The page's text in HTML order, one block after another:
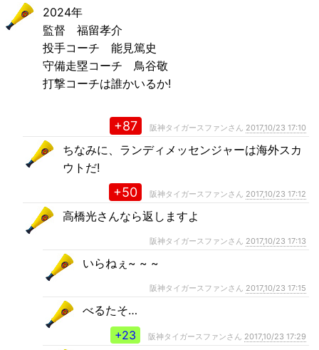
2024年
監督 福留孝介
投手コーチ 能見篤史
守備走塁コーチ 鳥谷敬
打撃コーチは誰かいるか!
+87 阪神タイガースファンさん 2017,10/23 17:10
ちなみに、ランディメッセンジャーは海外スカ
ウトだ!
+50 阪神タイガースファンさん 2017,10/23 17:12
高橋光さんなら返しますよ
阪神タイガースファンさん 2017,10/23 17:13
いらねぇ~ ~ ~
阪神タイガースファンさん 2017,10/23 17:15
べるたそ…
+23
阪神タイガースファンさん 2017,10/23 17:29